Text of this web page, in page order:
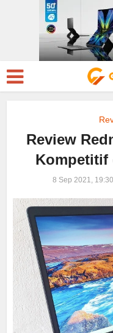
Review
Kompetitif
8 Sep 2021,